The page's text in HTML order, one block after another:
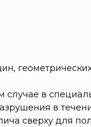
случае в
в
сверху для